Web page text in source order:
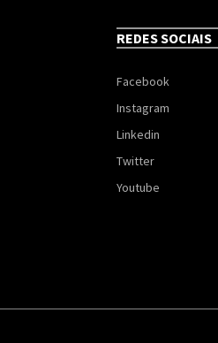
REDES SOCIAIS
Facebook
Instagram
Linkedin
Twitter
Youtube